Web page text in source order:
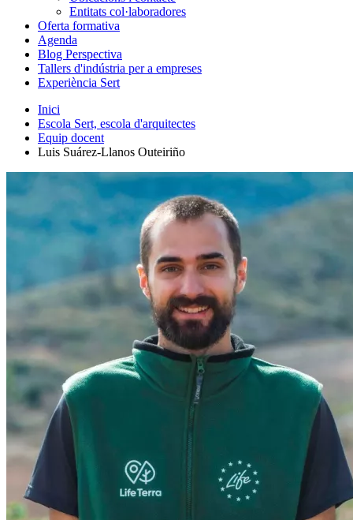
Entitats col·laboradores
Oferta formativa
Agenda
Blog Perspectiva
Tallers d'indústria per a empreses
Experiència Sert
Inici
Escola Sert, escola d'arquitectes
Equip docent
Luis Suárez-Llanos Outeiriño